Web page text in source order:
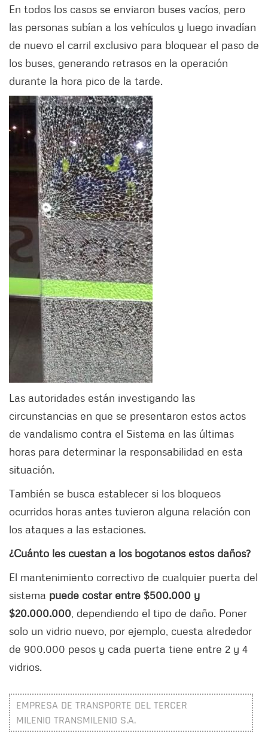
En todos los casos se enviaron buses vacíos, pero
las personas subían a los vehículos y luego invadían
de nuevo el carril exclusivo para bloquear el paso de
los buses, generando retrasos en la operación
durante la hora pico de la tarde.
Las autoridades están investigando las
circunstancias en que se presentaron estos actos
de vandalismo contra el Sistema en las últimas
horas para determinar la responsabilidad en esta
situación.
También se busca establecer si los bloqueos
ocurridos horas antes tuvieron alguna relación con
los ataques a las estaciones.
¿Cuánto les cuestan a los bogotanos estos daños?
El mantenimiento correctivo de cualquier puerta del
sistema puede costar entre $500.000 y
$20.000.000 , dependiendo el tipo de daño. Poner
solo un vidrio nuevo, por ejemplo, cuesta alrededor
de 900.000 pesos y cada puerta tiene entre 2 y 4
vidrios.
EMPRESA DE TRANSPORTE DEL TERCER
MILENIO TRANSMILENIO S.A.